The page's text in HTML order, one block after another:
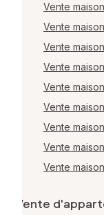
Vente
Vente
Vente
Vente
Vente
Vente
Vente
Vente
Vente
Vente